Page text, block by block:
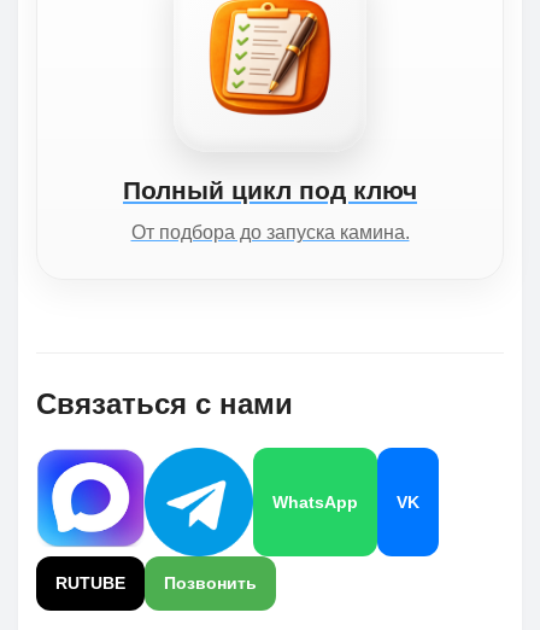
Полный цикл под ключ
От подбора до запуска камина.
Связаться с нами
WhatsApp VK
RUTUBE Позвонить